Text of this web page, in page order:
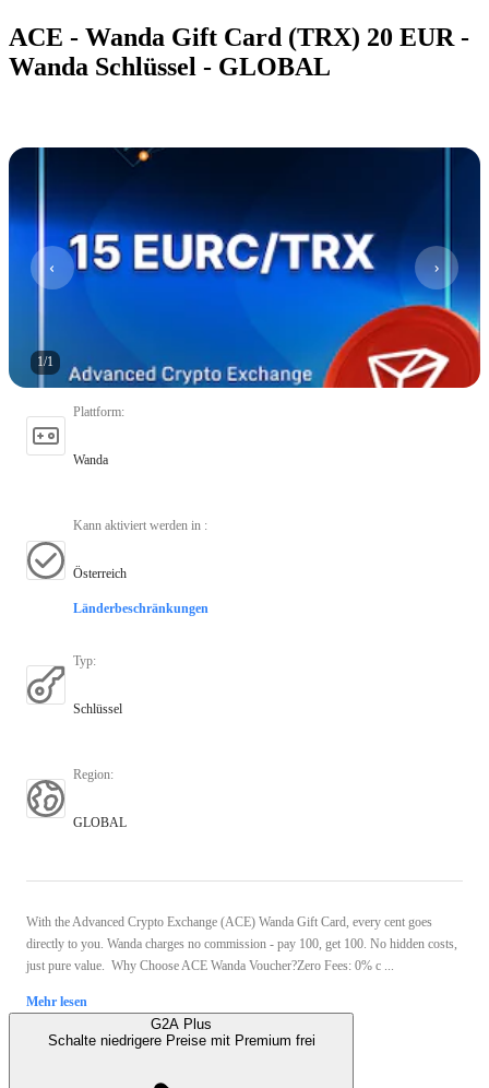
ACE - Wanda Gift Card (TRX) 20 EUR -
Wanda Schlüssel - GLOBAL
1/1
Plattform:
Wanda
Kann aktiviert werden in :
Österreich
Länderbeschränkungen
Typ:
Schlüssel
Region:
GLOBAL
With the Advanced Crypto Exchange (ACE) Wanda Gift Card, every cent goes
directly to you. Wanda charges no commission - pay 100, get 100. No hidden costs,
just pure value. Why Choose ACE Wanda Voucher?Zero Fees: 0% c ...
Mehr lesen
G2A Plus
Schalte niedrigere Preise mit Premium frei